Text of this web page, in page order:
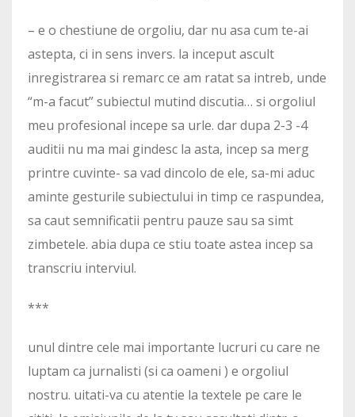
– e o chestiune de orgoliu, dar nu asa cum te-ai
astepta, ci in sens invers. la inceput ascult
inregistrarea si remarc ce am ratat sa intreb, unde
“m-a facut” subiectul mutind discutia… si orgoliul
meu profesional incepe sa urle. dar dupa 2-3 -4
auditii nu ma mai gindesc la asta, incep sa merg
printre cuvinte- sa vad dincolo de ele, sa-mi aduc
aminte gesturile subiectului in timp ce raspundea,
sa caut semnificatii pentru pauze sau sa simt
zimbetele. abia dupa ce stiu toate astea incep sa
transcriu interviul.
***
unul dintre cele mai importante lucruri cu care ne
luptam ca jurnalisti (si ca oameni ) e orgoliul
nostru. uitati-va cu atentie la textele pe care le